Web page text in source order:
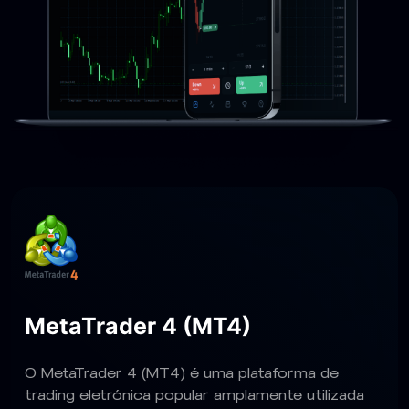
MetaTrader 4 (MT4)
O MetaTrader 4 (MT4) é uma plataforma de
trading eletrónica popular amplamente utilizada